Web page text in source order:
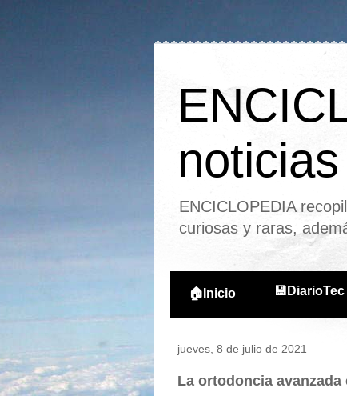
ENCICLOPEDIA
curiosas y raras,
🏠Inicio 💾DiarioTec
jueves, 8 de julio de 2021
La ortodoncia